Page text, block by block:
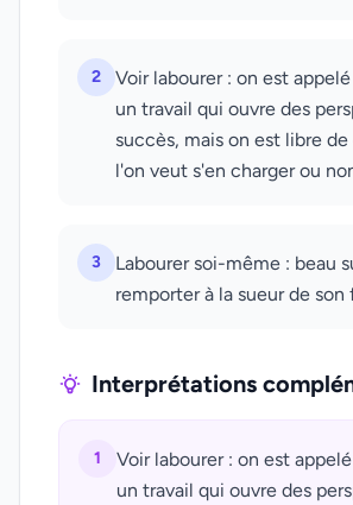
2
Voir labourer : on est
un travail qui ouvre des
succès, mais on est libre
l'on veut s'en charger ou
3
Labourer soi-même : beau
remporter à la sueur de son
Interprétations
1
Voir labourer : on est
un travail qui ouvre des